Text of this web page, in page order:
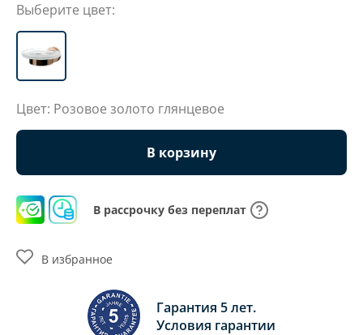
Выберите цвет:
Цвет: Розовое золото глянцевое
В корзину
В рассрочку без переплат
Гарантия 5 лет.
Условия гарантии
В избранное